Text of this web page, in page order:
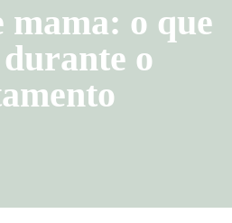
mama: o que
o